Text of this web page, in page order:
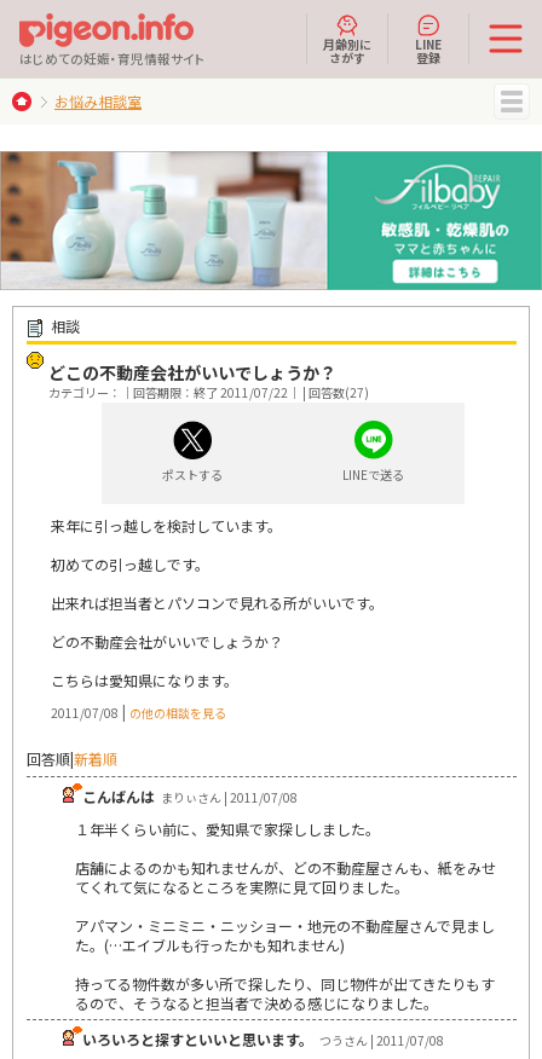
はじめての妊娠・育児情報サイト
月齢別に
さがす
LINE
登録
お悩み相談室
相談
どこの不動産会社がいいでしょうか？
カテゴリー：｜回答期限：終了 2011/07/22｜ | 回答数(27)
ポストする LINEで送る
来年に引っ越しを検討しています。
初めての引っ越しです。
出来れば担当者とパソコンで見れる所がいいです。
どの不動産会社がいいでしょうか？
こちらは愛知県になります。
2011/07/08 | の他の相談を見る
回答順|新着順
こんばんは まりぃさん | 2011/07/08
１年半くらい前に、愛知県で家探ししました。
店舗によるのかも知れませんが、どの不動産屋さんも、紙をみせ
てくれて気になるところを実際に見て回りました。
アパマン・ミニミニ・ニッショー・地元の不動産屋さんで見まし
た。(…エイブルも行ったかも知れません)
持ってる物件数が多い所で探したり、同じ物件が出てきたりもす
るので、そうなると担当者で決める感じになりました。
いろいろと探すといいと思います。
つうさん | 2011/07/08